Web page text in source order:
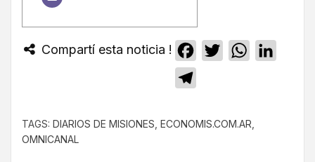
Compartí esta noticia ! Facebook
TwitterWhatsApp
TAGS: DIARIOS DE MISIONES ECONOMIS.COM.AR
OMNICANAL